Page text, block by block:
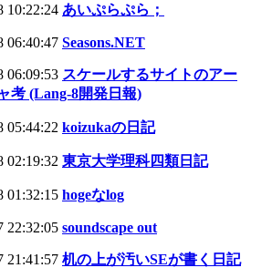
10:22:24 あいぷらぷら；
06:40:47 Seasons.NET
06:09:53 スケールするサイトのアー
考 (Lang-8開発日報)
05:44:22 koizukaの日記
02:19:32 東京大学理科四類日記
01:32:15 hogeなlog
22:32:05 soundscape out
21:41:57 机の上が汚いSEが書く日記